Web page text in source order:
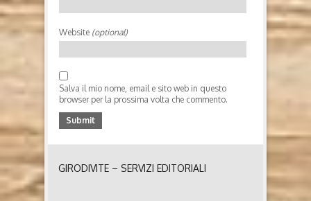
Website (optional)
Salva il mio nome, email e sito web in questo
browser per la prossima volta che commento.
GIRODIVITE – SERVIZI EDITORIALI